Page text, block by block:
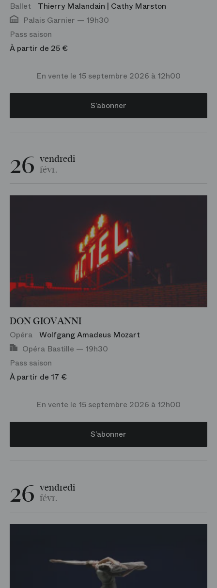
Ballet
Thierry Malandain | Cathy Marston
Palais Garnier — 19h30
Pass saison
À partir de 25 €
En vente le 15 septembre 2026 à 12h00
S’abonner
26 vendredi
févr.
DON GIOVANNI
Opéra
Wolfgang Amadeus Mozart
Opéra Bastille — 19h30
Pass saison
À partir de 17 €
En vente le 15 septembre 2026 à 12h00
S’abonner
26 vendredi
févr.